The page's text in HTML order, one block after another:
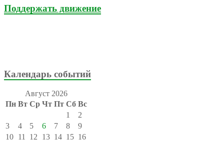
Поддержать движение
Календарь событий
Август 2026
Пн Вт Ср Чт Пт Сб Вс
1
2
3
4 5 6 7 8
9
10 11 12 13 14 15 16